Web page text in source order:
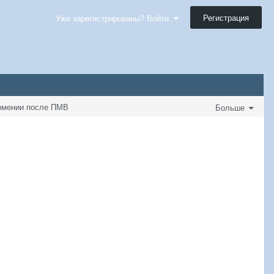
Уже зарегистрированы? Войти Регистрация
Больше
после ПМВ